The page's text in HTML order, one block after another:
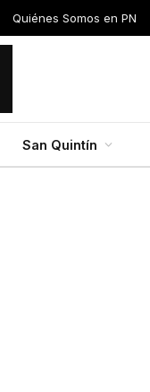
Quiénes Somos en PN
San Quintín